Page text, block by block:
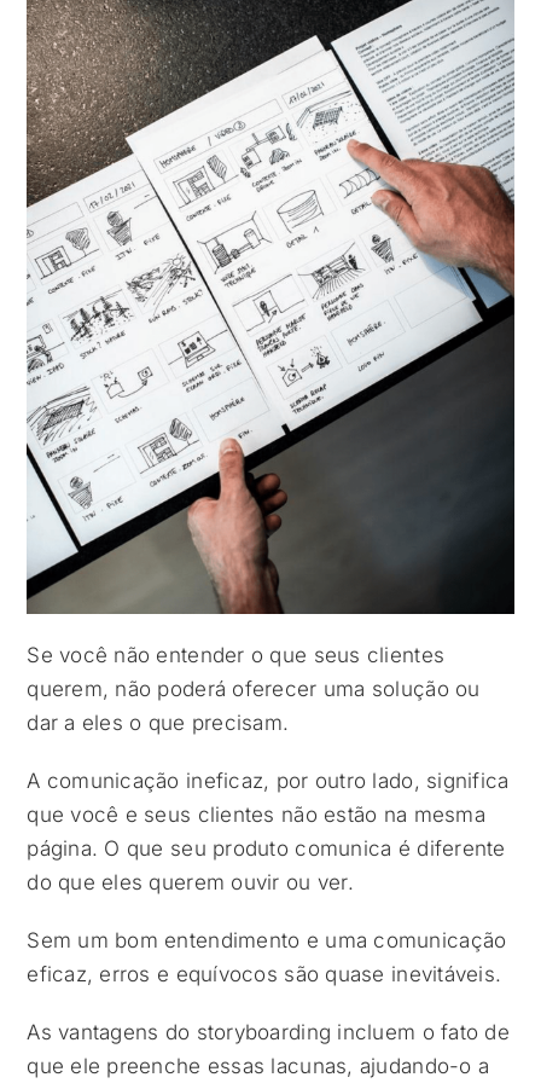
Se você não entender o que seus clientes
querem, não poderá oferecer uma solução ou
dar a eles o que precisam.
A comunicação ineficaz, por outro lado, significa
que você e seus clientes não estão na mesma
página. O que seu produto comunica é diferente
do que eles querem ouvir ou ver.
Sem um bom entendimento e uma comunicação
eficaz, erros e equívocos são quase inevitáveis.
As vantagens do storyboarding incluem o fato de
que ele preenche essas lacunas, ajudando-o a